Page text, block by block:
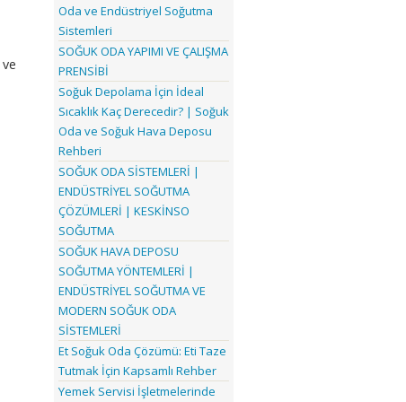
ve
Oda ve Endüstriyel Soğutma
Sistemleri
SOĞUK ODA YAPIMI VE ÇALIŞMA
PRENSİBİ
Soğuk Depolama İçin İdeal
Sıcaklık Kaç Derecedir? | Soğuk
Oda ve Soğuk Hava Deposu
Rehberi
SOĞUK ODA SİSTEMLERİ |
ENDÜSTRİYEL SOĞUTMA
ÇÖZÜMLERİ | KESKİNSO
SOĞUTMA
SOĞUK HAVA DEPOSU
SOĞUTMA YÖNTEMLERİ |
ENDÜSTRİYEL SOĞUTMA VE
MODERN SOĞUK ODA
SİSTEMLERİ
Et Soğuk Oda Çözümü: Eti Taze
Tutmak İçin Kapsamlı Rehber
Yemek Servisi İşletmelerinde